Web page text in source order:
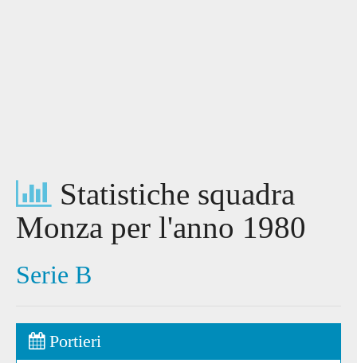
Statistiche squadra
Monza per l'anno 1980
Serie B
Portieri